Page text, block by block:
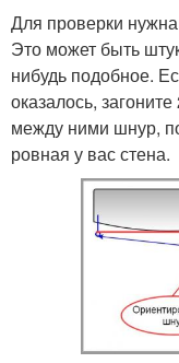
Для проверки
Это может быть
нибудь подобное.
оказалось,
между ними шнур,
ровная у вас стена.